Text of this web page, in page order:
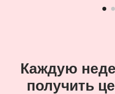
Каждую
получить